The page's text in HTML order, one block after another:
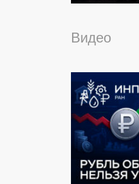
Видео